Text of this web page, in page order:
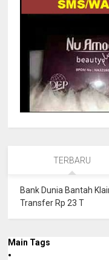
TERBARU
Bank Dunia Bantah
Transfer Rp 23 T
Main Tags